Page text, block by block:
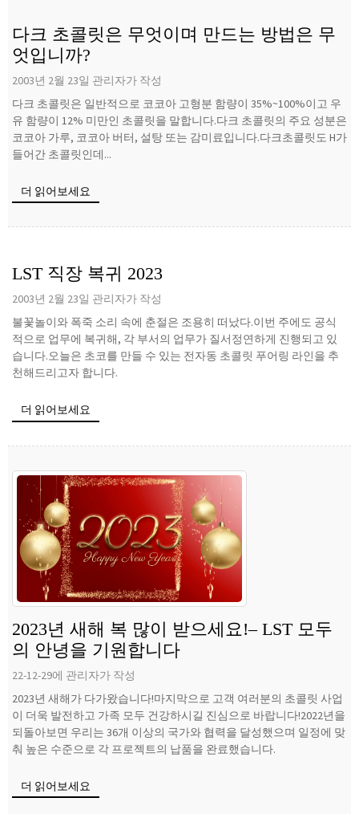
다크 초콜릿은 무엇이며 만드는 방법은 무
엇입니까?
2003년 2월 23일 관리자가 작성
다크 초콜릿은 일반적으로 코코아 고형분 함량이 35%~100%이고 우
유 함량이 12% 미만인 초콜릿을 말합니다.다크 초콜릿의 주요 성분은
코코아 가루, 코코아 버터, 설탕 또는 감미료입니다.다크초콜릿도 H가
들어간 초콜릿인데...
더 읽어보세요
LST 직장 복귀 2023
2003년 2월 23일 관리자가 작성
불꽃놀이와 폭죽 소리 속에 춘절은 조용히 떠났다.이번 주에도 공식
적으로 업무에 복귀해, 각 부서의 업무가 질서정연하게 진행되고 있
습니다.오늘은 초코를 만들 수 있는 전자동 초콜릿 푸어링 라인을 추
천해드리고자 합니다.
더 읽어보세요
2023년 새해 복 많이 받으세요!– LST 모두
의 안녕을 기원합니다
22-12-29에 관리자가 작성
2023년 새해가 다가왔습니다!마지막으로 고객 여러분의 초콜릿 사업
이 더욱 발전하고 가족 모두 건강하시길 진심으로 바랍니다!2022년을
되돌아보면 우리는 36개 이상의 국가와 협력을 달성했으며 일정에 맞
춰 높은 수준으로 각 프로젝트의 납품을 완료했습니다.
더 읽어보세요